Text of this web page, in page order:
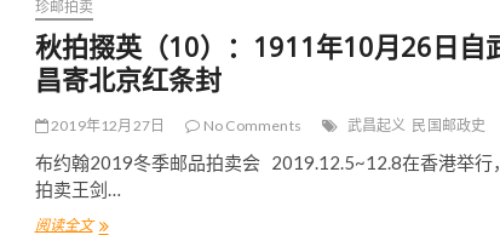
九
）
珍邮拍卖
秋拍掇英（10）：1911年10月26日自
昌寄北京红条封
2019年12月27日 No Comments 武昌起义 民国邮政史
布约翰2019冬季邮品拍卖会 2019.12.5~12.8在香港举行，
拍卖王剑…
阅读全文秋